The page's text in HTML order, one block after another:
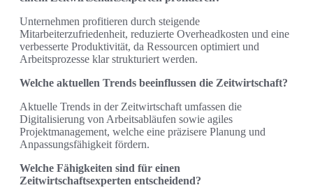
Unternehmen profitieren durch steigende
Mitarbeiterzufriedenheit, reduzierte Overheadkosten und eine
verbesserte Produktivität, da Ressourcen optimiert und
Arbeitsprozesse klar strukturiert werden.
Welche aktuellen Trends beeinflussen die Zeitwirtschaft?
Aktuelle Trends in der Zeitwirtschaft umfassen die
Digitalisierung von Arbeitsabläufen sowie agiles
Projektmanagement, welche eine präzisere Planung und
Anpassungsfähigkeit fördern.
Welche Fähigkeiten sind für einen
Zeitwirtschaftsexperten entscheidend?